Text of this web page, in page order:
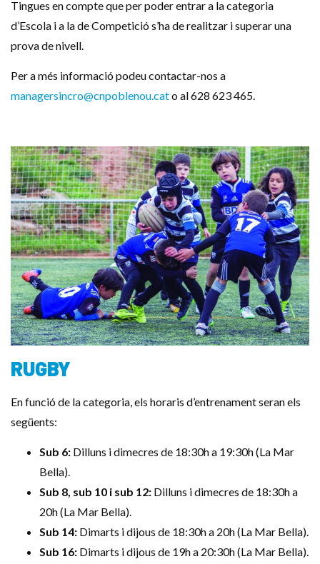
Tingues en compte que per poder entrar a la categoria
d’Escola i a la de Competició s’ha de realitzar i superar una
prova de nivell.
Per a més informació podeu contactar-nos a
managersincro@cnpoblenou.cato al 628 623 465.
RUGBY
En funció de la categoria, els horaris d’entrenament seran els
següents:
Sub 6: Dilluns i dimecres de 18:30h a 19:30h (La Mar
Bella).
Sub 8, sub 10 i sub 12: Dilluns i dimecres de 18:30h a
20h (La Mar Bella).
Sub 14: Dimarts i dijous de 18:30h a 20h (La Mar Bella).
Sub 16: Dimarts i dijous de 19h a 20:30h (La Mar Bella).